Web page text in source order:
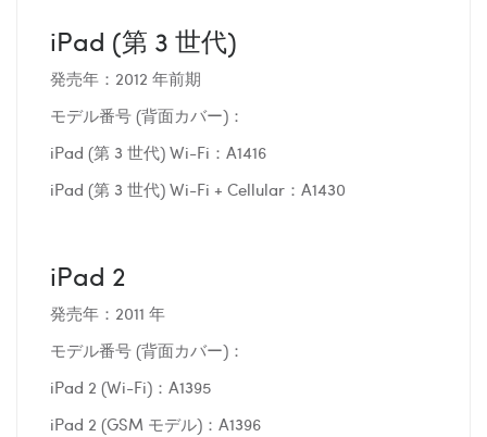
iPad (第 3 世代)
発売年：2012 年前期
モデル番号 (背面カバー)：
iPad (第 3 世代) Wi-Fi：A1416
iPad (第 3 世代) Wi-Fi + Cellular：A1430
iPad 2
発売年：2011 年
モデル番号 (背面カバー)：
iPad 2 (Wi-Fi)：A1395
iPad 2 (GSM モデル)：A1396